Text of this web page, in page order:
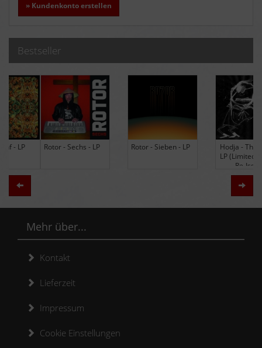
» Kundenkonto erstellen
Bestseller
Rotor - Sechs - LP Rotor - Sieben - LP
Hodja - The Band -
LP (Limited Edition
Zurück
Mehr über...
Kontakt
Lieferzeit
Impressum
Cookie Einstellungen